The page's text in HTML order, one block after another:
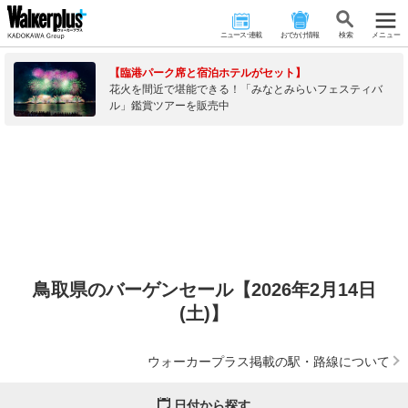
ニュース･連載 おでかけ情報 検 索 メニュー
【臨港パーク席と宿泊ホテルがセット】
花火を間近で堪能できる！「みなとみらいフェスティバ
ル」鑑賞ツアーを販売中
鳥取県のバーゲンセール【2026年2月14日
(土)】
ウォーカープラス掲載の駅・路線について
日付から探す